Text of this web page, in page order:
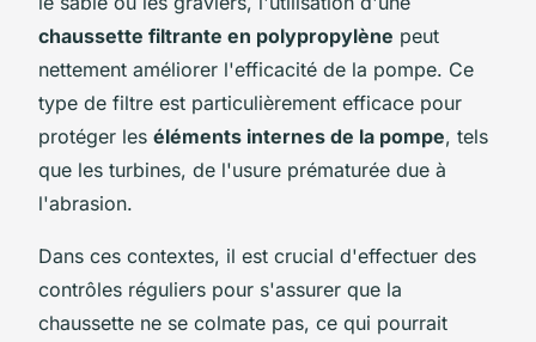
chaussette filtrante en polypropylène peut
nettement améliorer l'efficacité de la pompe. Ce
type de filtre est particulièrement efficace pour
protéger les éléments internes de la pompe, tels
que les turbines, de l'usure prématurée due à
l'abrasion.
Dans ces contextes, il est crucial d'effectuer des
contrôles réguliers pour s'assurer que la
chaussette ne se colmate pas, ce qui pourrait